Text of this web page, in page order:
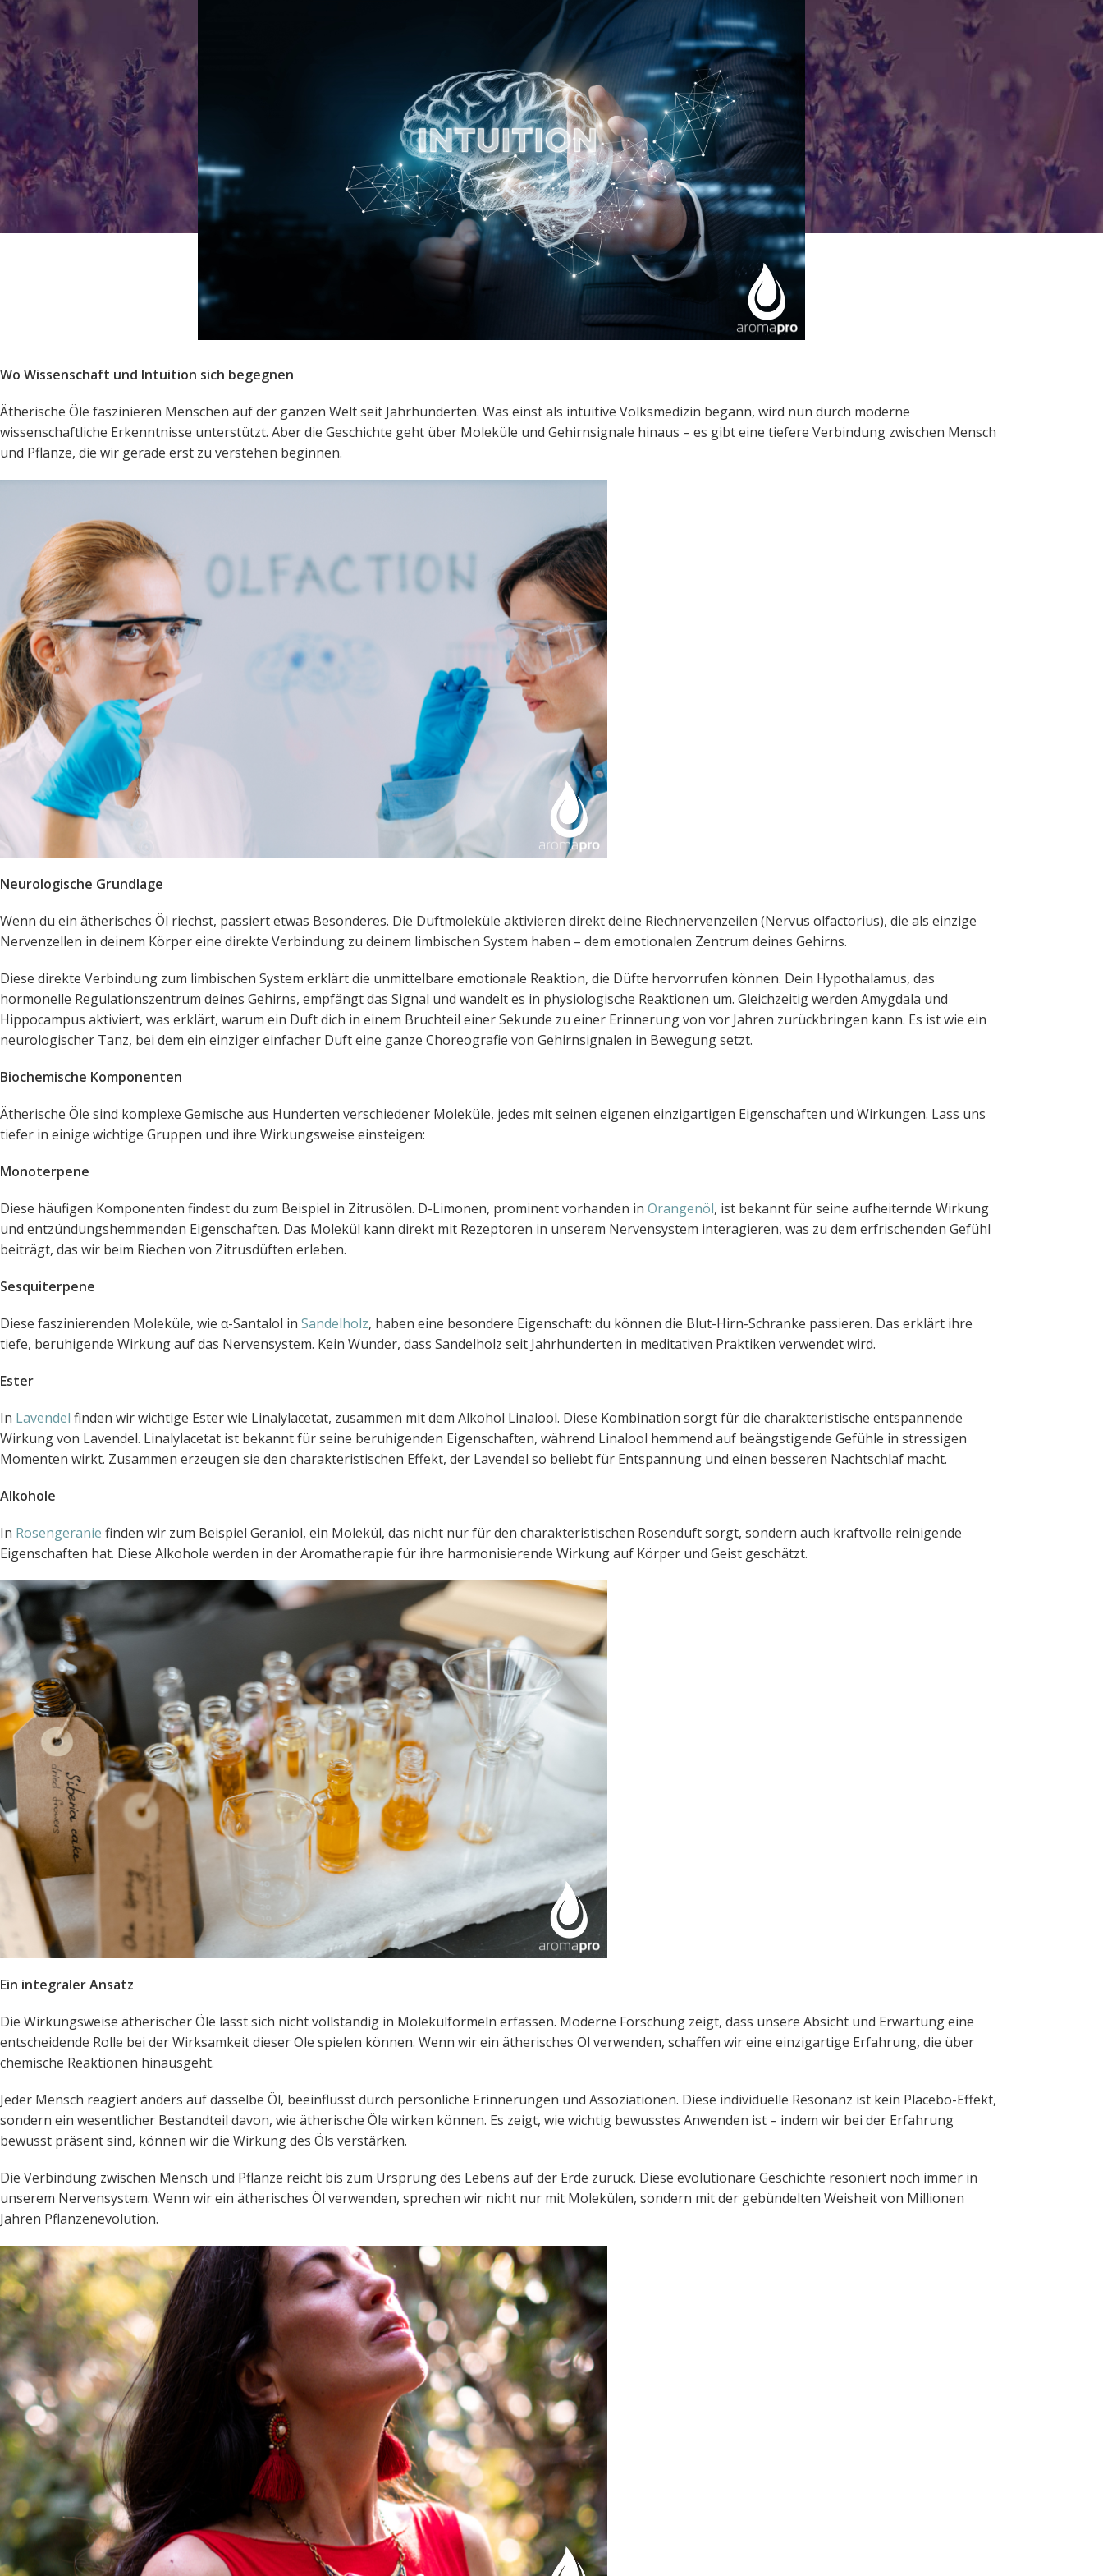
Wo Wissenschaft und Intuition sich begegnen
Ätherische Öle faszinieren Menschen auf der ganzen Welt seit Jahrhunderten. Was einst als intuitive Volksmedizin begann, wird nun durch moderne
wissenschaftliche Erkenntnisse unterstützt. Aber die Geschichte geht über Moleküle und Gehirnsignale hinaus – es gibt eine tiefere Verbindung zwischen Mensch
und Pflanze, die wir gerade erst zu verstehen beginnen.
Neurologische Grundlage
Wenn du ein ätherisches Öl riechst, passiert etwas Besonderes. Die Duftmoleküle aktivieren direkt deine Riechnervenzeilen (Nervus olfactorius), die als einzige
Nervenzellen in deinem Körper eine direkte Verbindung zu deinem limbischen System haben – dem emotionalen Zentrum deines Gehirns.
Diese direkte Verbindung zum limbischen System erklärt die unmittelbare emotionale Reaktion, die Düfte hervorrufen können. Dein Hypothalamus, das
hormonelle Regulationszentrum deines Gehirns, empfängt das Signal und wandelt es in physiologische Reaktionen um. Gleichzeitig werden Amygdala und
Hippocampus aktiviert, was erklärt, warum ein Duft dich in einem Bruchteil einer Sekunde zu einer Erinnerung von vor Jahren zurückbringen kann. Es ist wie ein
neurologischer Tanz, bei dem ein einziger einfacher Duft eine ganze Choreografie von Gehirnsignalen in Bewegung setzt.
Biochemische Komponenten
Ätherische Öle sind komplexe Gemische aus Hunderten verschiedener Moleküle, jedes mit seinen eigenen einzigartigen Eigenschaften und Wirkungen. Lass uns
tiefer in einige wichtige Gruppen und ihre Wirkungsweise einsteigen:
Monoterpene
Diese häufigen Komponenten findest du zum Beispiel in Zitrusölen. D-Limonen, prominent vorhanden in Orangenöl, ist bekannt für seine aufheiternde Wirkung
und entzündungshemmenden Eigenschaften. Das Molekül kann direkt mit Rezeptoren in unserem Nervensystem interagieren, was zu dem erfrischenden Gefühl
beiträgt, das wir beim Riechen von Zitrusdüften erleben.
Sesquiterpene
Diese faszinierenden Moleküle, wie α-Santalol in Sandelholz, haben eine besondere Eigenschaft: du können die Blut-Hirn-Schranke passieren. Das erklärt ihre
tiefe, beruhigende Wirkung auf das Nervensystem. Kein Wunder, dass Sandelholz seit Jahrhunderten in meditativen Praktiken verwendet wird.
Ester
In Lavendel finden wir wichtige Ester wie Linalylacetat, zusammen mit dem Alkohol Linalool. Diese Kombination sorgt für die charakteristische entspannende
Wirkung von Lavendel. Linalylacetat ist bekannt für seine beruhigenden Eigenschaften, während Linalool hemmend auf beängstigende Gefühle in stressigen
Momenten wirkt. Zusammen erzeugen sie den charakteristischen Effekt, der Lavendel so beliebt für Entspannung und einen besseren Nachtschlaf macht.
Alkohole
In Rosengeranie finden wir zum Beispiel Geraniol, ein Molekül, das nicht nur für den charakteristischen Rosenduft sorgt, sondern auch kraftvolle reinigende
Eigenschaften hat. Diese Alkohole werden in der Aromatherapie für ihre harmonisierende Wirkung auf Körper und Geist geschätzt.
Ein integraler Ansatz
Die Wirkungsweise ätherischer Öle lässt sich nicht vollständig in Molekülformeln erfassen. Moderne Forschung zeigt, dass unsere Absicht und Erwartung eine
entscheidende Rolle bei der Wirksamkeit dieser Öle spielen können. Wenn wir ein ätherisches Öl verwenden, schaffen wir eine einzigartige Erfahrung, die über
chemische Reaktionen hinausgeht.
Jeder Mensch reagiert anders auf dasselbe Öl, beeinflusst durch persönliche Erinnerungen und Assoziationen. Diese individuelle Resonanz ist kein Placebo-Effekt,
sondern ein wesentlicher Bestandteil davon, wie ätherische Öle wirken können. Es zeigt, wie wichtig bewusstes Anwenden ist – indem wir bei der Erfahrung
bewusst präsent sind, können wir die Wirkung des Öls verstärken.
Die Verbindung zwischen Mensch und Pflanze reicht bis zum Ursprung des Lebens auf der Erde zurück. Diese evolutionäre Geschichte resoniert noch immer in
unserem Nervensystem. Wenn wir ein ätherisches Öl verwenden, sprechen wir nicht nur mit Molekülen, sondern mit der gebündelten Weisheit von Millionen
Jahren Pflanzenevolution.